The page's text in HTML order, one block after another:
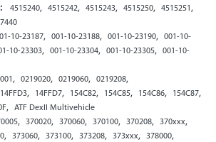
4515240, 4515242, 4515243, 4515250, 4515251 ,
10-23187, 001-10-23188, 001-10-23190,
001-10-
10-23303, 001-10-23304, 001-10-23305,
001-10-
, 0219020, 0219060, 0219208,
14FFD3, 14FFD7, 154C82, 154C85, 154C86, 154C87,
, ATF DexII Multivehicle
, 370020, 370060, 370100, 370208, 370xxx,
, 373060, 373100, 373208, 373xxx, 378000,